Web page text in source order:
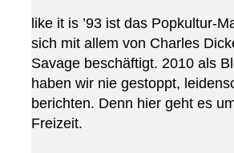
like it is ’93 ist das Popkultur-
sich mit allem von Charles
Savage beschäftigt. 2010 als
haben wir nie gestoppt,
berichten. Denn hier geht es
Freizeit.